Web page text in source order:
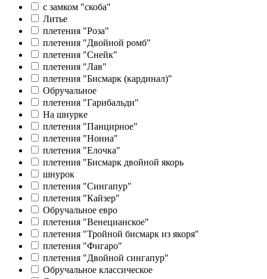
c замком "скоба"
Литье
плетения "Роза"
плетения "Двойной ромб"
плетения "Снейк"
плетения "Лав"
плетения "Бисмарк (кардинал)"
Обручальное
плетения "Гарибальди"
На шнурке
плетения "Панцирное"
плетения "Нонна"
плетения "Елочка"
плетения "Бисмарк двойной якорь
шнурок
плетения "Сингапур"
плетения "Кайзер"
Обручальное евро
плетения "Венецианское"
плетения "Тройной бисмарк из якоря"
плетения "Фигаро"
плетения "Двойной сингапур"
Обручальное классическое